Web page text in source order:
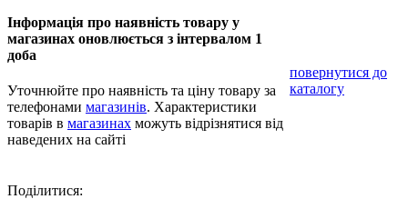
Інформація про наявність товару у
магазинах оновлюється з інтервалом 1
доба
Уточнюйте про наявність та ціну товару за
телефонами магазинів. Характеристики
товарів в магазинах можуть відрізнятися від
наведених на сайті
повернутися до
каталогу
Поділитися: